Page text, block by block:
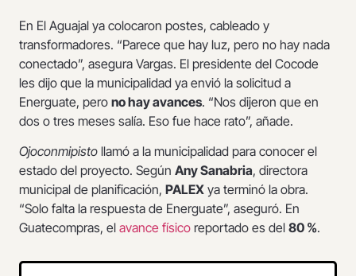
En El Aguajal ya colocaron postes, cableado y
transformadores. “Parece que hay luz, pero no hay nada
conectado”, asegura Vargas. El presidente del Cocode
les dijo que la municipalidad ya envió la solicitud a
Energuate, pero no hay avances. “Nos dijeron que en
dos o tres meses salía. Eso fue hace rato”, añade.
Ojoconmipisto llamó a la municipalidad para conocer el
estado del proyecto. Según Any Sanabria, directora
municipal de planificación, PALEX ya terminó la obra.
“Solo falta la respuesta de Energuate”, aseguró. En
Guatecompras, el avance físico reportado es del 80 %.